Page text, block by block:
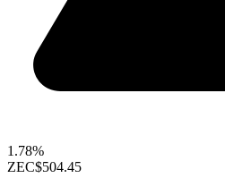
1.78%
ZEC$504.45